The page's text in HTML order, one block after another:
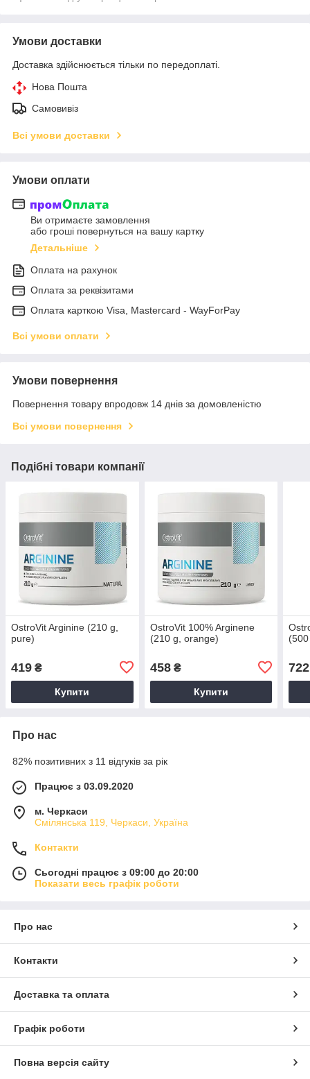
Умови доставки
Доставка здійснюється тільки по передоплаті.
Нова Пошта
Самовивіз
Всі умови доставки
Умови оплати
Ви отримаєте замовлення
або гроші повернуться на вашу картку
Детальніше
Оплата на рахунок
Оплата за реквізитами
Оплата карткою Visa, Mastercard - WayForPay
Всі умови оплати
Умови повернення
Повернення товару впродовж 14 днів за домовленістю
Всі умови повернення
Подібні товари компанії
OstroVit Arginine (210 g,
pure)
419 ₴
Купити
OstroVit 100% Arginene
(210 g, orange)
458₴
Купити
722
Про нас
82% позитивних з 11 відгуків за рік
Працює з 03.09.2020
м. Черкаси
Смілянська 119, Черкаси, Україна
Контакти
Сьогодні працює з 09:00 до 20:00
Показати весь графік роботи
Про нас
Контакти
Доставка та оплата
Графік роботи
Повна версія сайту